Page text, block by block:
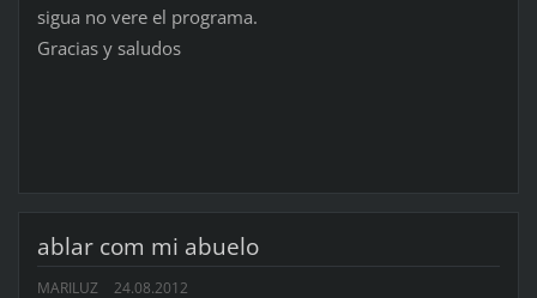
sigua no vere el programa.
Gracias y saludos
ablar com mi abuelo
MARILUZ 24.08.2012